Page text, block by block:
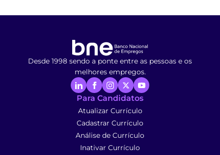
Desde 1998 sendo a ponte entre as pessoas e os
melhores empregos.
Para Candidatos
Atualizar Currículo
Cadastrar Currículo
Análise de Currículo
Inativar Currículo